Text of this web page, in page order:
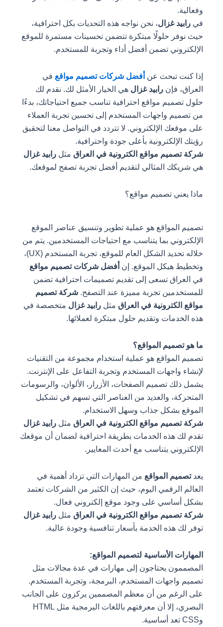
وفعالية.
فيرابيد غزال ، نحن نواجه هذه التحديات بكل احترافية،
حيث نوفر حلولًا مبتكرة تتضمن تحسينات مستمرة للموقع
الإلكتروني تضمن أفضل أداء وتجربة للمستخدم.
إذا كنت تبحث عنأفضل شركات تصميم مواقع في
العراق، فإنرابيد غزال هي الخيار الأمثل لك. نقدم لك
حلول تصميم مواقع احترافية تناسب جميع احتياجاتك، بدءًا
من تصميم واجهات المستخدم إلى تحسين تجربة العملاء
على موقعك الإلكتروني. لا تتردد في التواصل معنا لتحقيق
رؤيتك الإلكترونية بأعلى جودة واحترافية.
شركة تصميم مواقع الكترونية في العراق مثلرابيد غزال
هي شريكك المثالي لتقديم أفضل تجربة تصفح لموقعك.
ماذا يعني تصميم مواقع؟
تصميم المواقع هو عملية تطوير وتنسيق عناصر الموقع
الإلكتروني بما يتناسب مع احتياجات المستخدمين. يتم من
خلاله تحديد الشكل العام للموقع، تجربة المستخدم (UX)،
وتخطيط هيكل الموقع. إن أفضل شركات تصميم مواقع
في العراق تسعى إلى تقديم تصميمات احترافية تضمن
للمستخدمين تجربة مميزة عند التصفح.شركة تصميم
مواقع الكترونية في العراق مثلرابيد غزال متخصصة في
هذه الخدمات وتقديم حلول مبتكرة لعملائها.
ما هو تصميم المواقع؟
تصميم المواقع هو عملية استخدام مجموعة من التقنيات
لإنشاء واجهات المستخدم وتجربة التفاعل على الإنترنت.
يشمل ذلك تصميم الصفحات، الأزرار، الألوان، والرسومات
المتحركة، والعديد من العناصر التي تسهم في تشكيل
الموقع بشكل جذاب وسهل الاستخدام.
شركة تصميم مواقع الكترونية في العراق مثلرابيد غزال
تقدم لك هذه الخدمات بطريقة احترافية لضمان أن موقعك
الإلكتروني يتناسب مع أحدث المعايير.
يعدتصميم المواقع من المهارات التي تزداد أهمية في
العالم الرقمي اليوم، حيث إن الكثير من الشركات تعتمد
بشكل أساسي على وجود موقع إلكتروني فعال.
شركة تصميم مواقع الكترونية في العراق مثلرابيد غزال
توفر لك هذه الخدمة بأسعار تنافسية وجودة عالية.
المهارات الأساسية لتصميم المواقع:
المصممون يحتاجون إلى مهارات في عدة مجالات مثل
تصميم واجهات المستخدم، البرمجة، وتجربة المستخدم.
على الرغم من أن معظم المصممين يركزون على الجانب
البصري، إلا أن معرفتهم باللغات البرمجية مثل HTML